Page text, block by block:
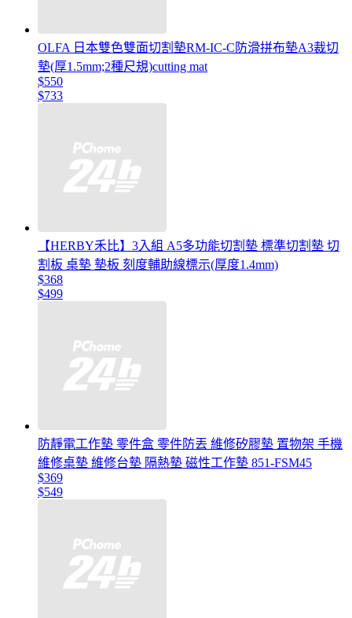
OLFA 日本雙色雙面切割墊RM-IC-C防滑拼布墊A3裁切
墊(厚1.5mm;2種尺規)cutting mat
$550
$733
【HERBY禾比】3入組 A5多功能切割墊 標準切割墊 切
割板 桌墊 墊板 刻度輔助線標示(厚度1.4mm)
$368
$499
防靜電工作墊 零件盒 零件防丟 維修矽膠墊 置物架 手機
維修桌墊 維修台墊 隔熱墊 磁性工作墊 851-FSM45
$369
$549